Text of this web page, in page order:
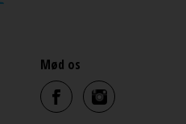
Mød os